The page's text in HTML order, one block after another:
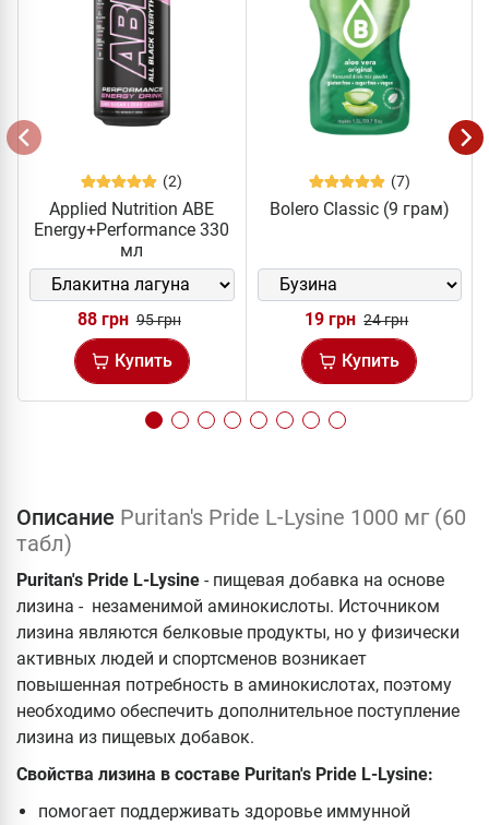
(2)
Applied Nutrition ABE
Energy+Performance 330
мл
88 грн 95 грн
Купить
(7)
Bolero Classic (9 грам)
19 грн 24 грн
Купить
Описание Puritan's Pride L-Lysine 1000 мг (60
табл)
Puritan's Pride L-Lysine - пищевая добавка на основе
лизина - незаменимой аминокислоты. Источником
лизина являются белковые продукты, но у физически
активных людей и спортсменов возникает
повышенная потребность в аминокислотах, поэтому
необходимо обеспечить дополнительное поступление
лизина из пищевых добавок.
Свойства лизина в составе Puritan's Pride L-Lysine:
помогает поддерживать здоровье иммунной